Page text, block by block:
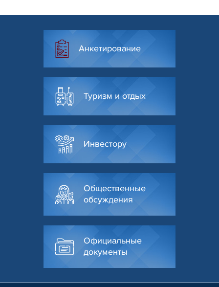
Анкетирование
Туризм и отдых
Инвестору
Общественные
обсуждения
Официальные
документы